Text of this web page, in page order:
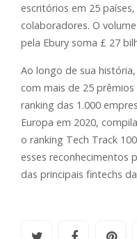
escritórios em 25
colaboradores. O
pela Ebury soma £ 27
Ao longo de sua
com mais de 25
ranking das 1.000
Europa em 2020,
o ranking Tech Track
esses reconhecimentos
das principais fintechs